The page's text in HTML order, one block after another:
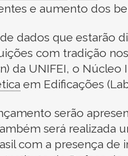
e aumento dos
dados que estarão
com tradição
da UNIFEI, o
em Edificações
serão
será realizada
com a presença de